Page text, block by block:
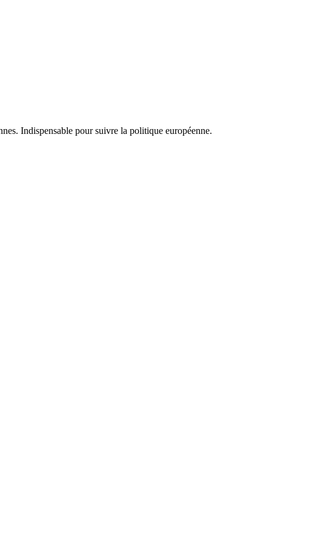
Indispensable pour suivre la politique européenne.